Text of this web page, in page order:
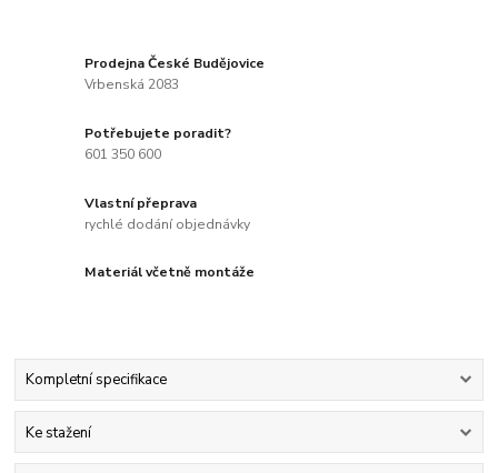
Prodejna České Budějovice
Vrbenská 2083
Potřebujete poradit?
601 350 600
Vlastní přeprava
rychlé dodání objednávky
Materiál včetně montáže
Kompletní specifikace
Ke stažení